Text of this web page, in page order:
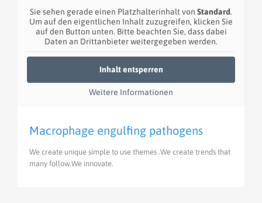
Sie sehen gerade einen Platzhalterinhalt von Standard.
Um auf den eigentlichen Inhalt zuzugreifen, klicken Sie
auf den Button unten. Bitte beachten Sie, dass dabei
Daten an Drittanbieter weitergegeben werden.
Inhalt entsperren
Weitere Informationen
Macrophage engulfing pathogens
We create unique simple to use themes .We create trends that
many follow.We innovate.